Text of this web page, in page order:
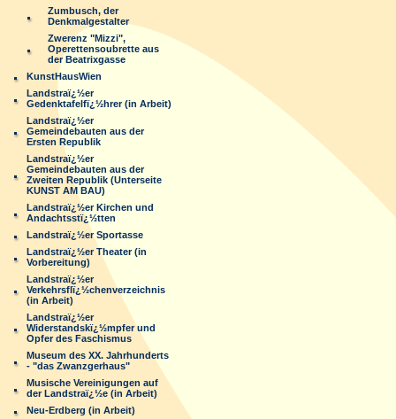
Zumbusch, der
Denkmalgestalter
Zwerenz "Mizzi",
Operettensoubrette aus
der Beatrixgasse
KunstHausWien
Landstraï¿½er
Gedenktafelfï¿½hrer (in Arbeit)
Landstraï¿½er
Gemeindebauten aus der
Ersten Republik
Landstraï¿½er
Gemeindebauten aus der
Zweiten Republik (Unterseite
KUNST AM BAU)
Landstraï¿½er Kirchen und
Andachtsstï¿½tten
Landstraï¿½er Sportasse
Landstraï¿½er Theater (in
Vorbereitung)
Landstraï¿½er
Verkehrsflï¿½chenverzeichnis
(in Arbeit)
Landstraï¿½er
Widerstandskï¿½mpfer und
Opfer des Faschismus
Museum des XX. Jahrhunderts
- "das Zwanzgerhaus"
Musische Vereinigungen auf
der Landstraï¿½e (in Arbeit)
Neu-Erdberg (in Arbeit)